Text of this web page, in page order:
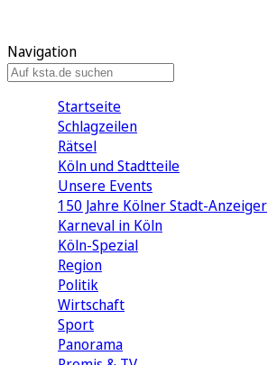
Navigation
Startseite
Schlagzeilen
Rätsel
Köln und Stadtteile
Unsere Events
150 Jahre Kölner Stadt-Anzeiger
Karneval in Köln
Köln-Spezial
Region
Politik
Wirtschaft
Sport
Panorama